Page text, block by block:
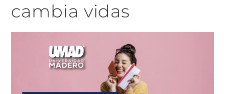
cambia vidas